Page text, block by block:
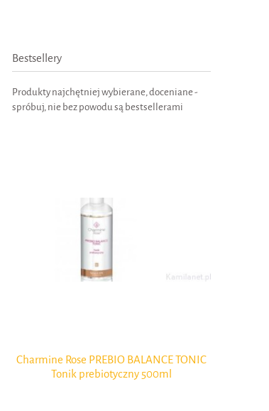
Bestsellery
Produkty najchętniej wybierane, doceniane -
spróbuj, nie bez powodu są bestsellerami
Charmine Rose PREBIO BALANCE TONIC
Tonik prebiotyczny 500ml